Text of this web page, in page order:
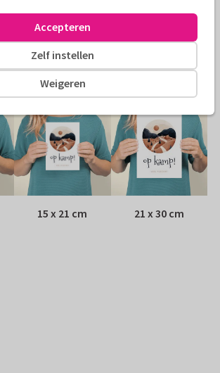
Witte vensterenvelop
Achterop de kaart
15 x 21 cm 21 x 30 cm
Weigeren
Zelf instellen
Accepteren